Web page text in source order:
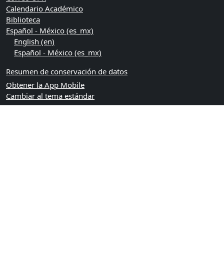
Calendario Académico
Biblioteca
Español - México ‎(es_mx)‎
English ‎(en)‎
Español - México ‎(es_mx)‎
Resumen de conservación de datos
Obtener la App Mobile
Cambiar al tema estándar